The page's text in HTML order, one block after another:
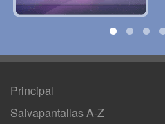
Principal
Salvapantallas A-Z